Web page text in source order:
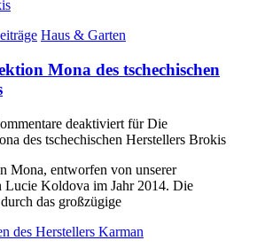
Haus & Garten
Mona des tschechischen
deaktiviert für Die
des tschechischen Herstellers Brokis
Mona, entworfen von unserer
Lucie Koldova im Jahr 2014. Die
das großzügige